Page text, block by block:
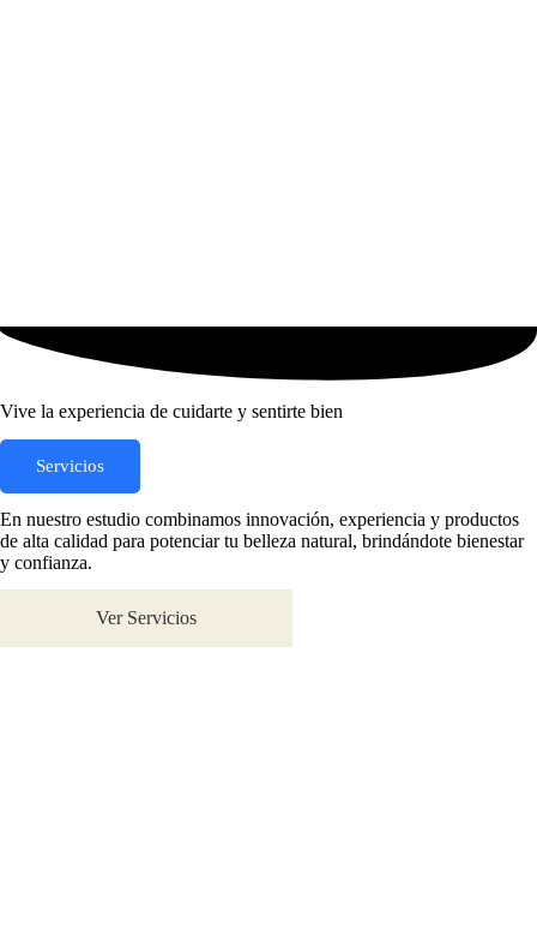
Vive la experiencia de cuidarte y sentirte bien
Servicios
En nuestro estudio combinamos innovación, experiencia y productos
de alta calidad para potenciar tu belleza natural, brindándote bienestar
y confianza.
Ver Servicios